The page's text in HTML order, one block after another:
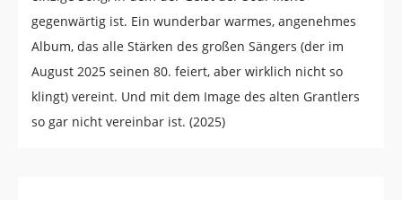
gegenwärtig ist. Ein wunderbar warmes, angenehmes
Album, das alle Stärken des großen Sängers (der im
August 2025 seinen 80. feiert, aber wirklich nicht so
klingt) vereint. Und mit dem Image des alten Grantlers
so gar nicht vereinbar ist. (2025)